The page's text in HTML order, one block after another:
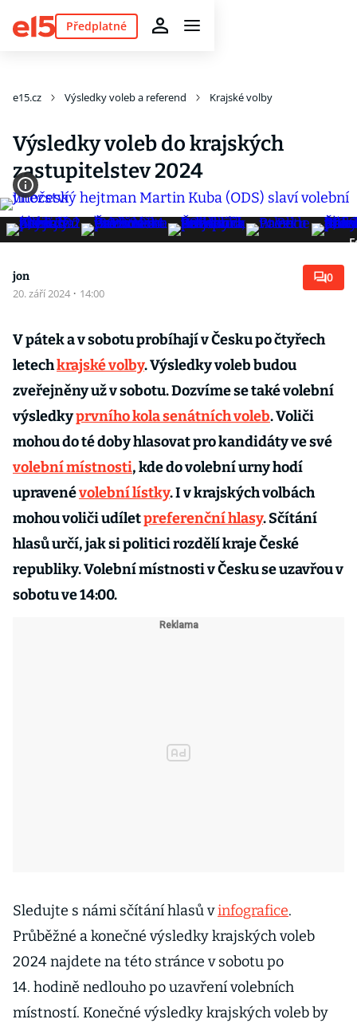
Předplatné
e15.cz Výsledky voleb a referend Krajské volby
Výsledky voleb do krajských
zastupitelstev 2024
jon
20. září 2024 · 14:00
0
V pátek a v sobotu probíhají v Česku po čtyřech
letechkrajské volby. Výsledky voleb budou
zveřejněny už v sobotu. Dozvíme se také volební
výsledkyprvního kola senátních voleb. Voliči
mohou do té doby hlasovat pro kandidáty ve své
volební místnosti, kde do volební urny hodí
upravenévolební lístky. I v krajských volbách
mohou voliči udíletpreferenční hlasy. Sčítání
hlasů určí, jak si politici rozdělí kraje České
republiky. Volební místnosti v Česku se uzavřou v
sobotu ve 14:00.
Sledujte s námi sčítání hlasů vinfografice.
Průběžné a konečné výsledky krajských voleb
2024 najdete na této stránce v sobotu po
14. hodině nedlouho po uzavření volebních
místností. Konečné výsledky krajských voleb by